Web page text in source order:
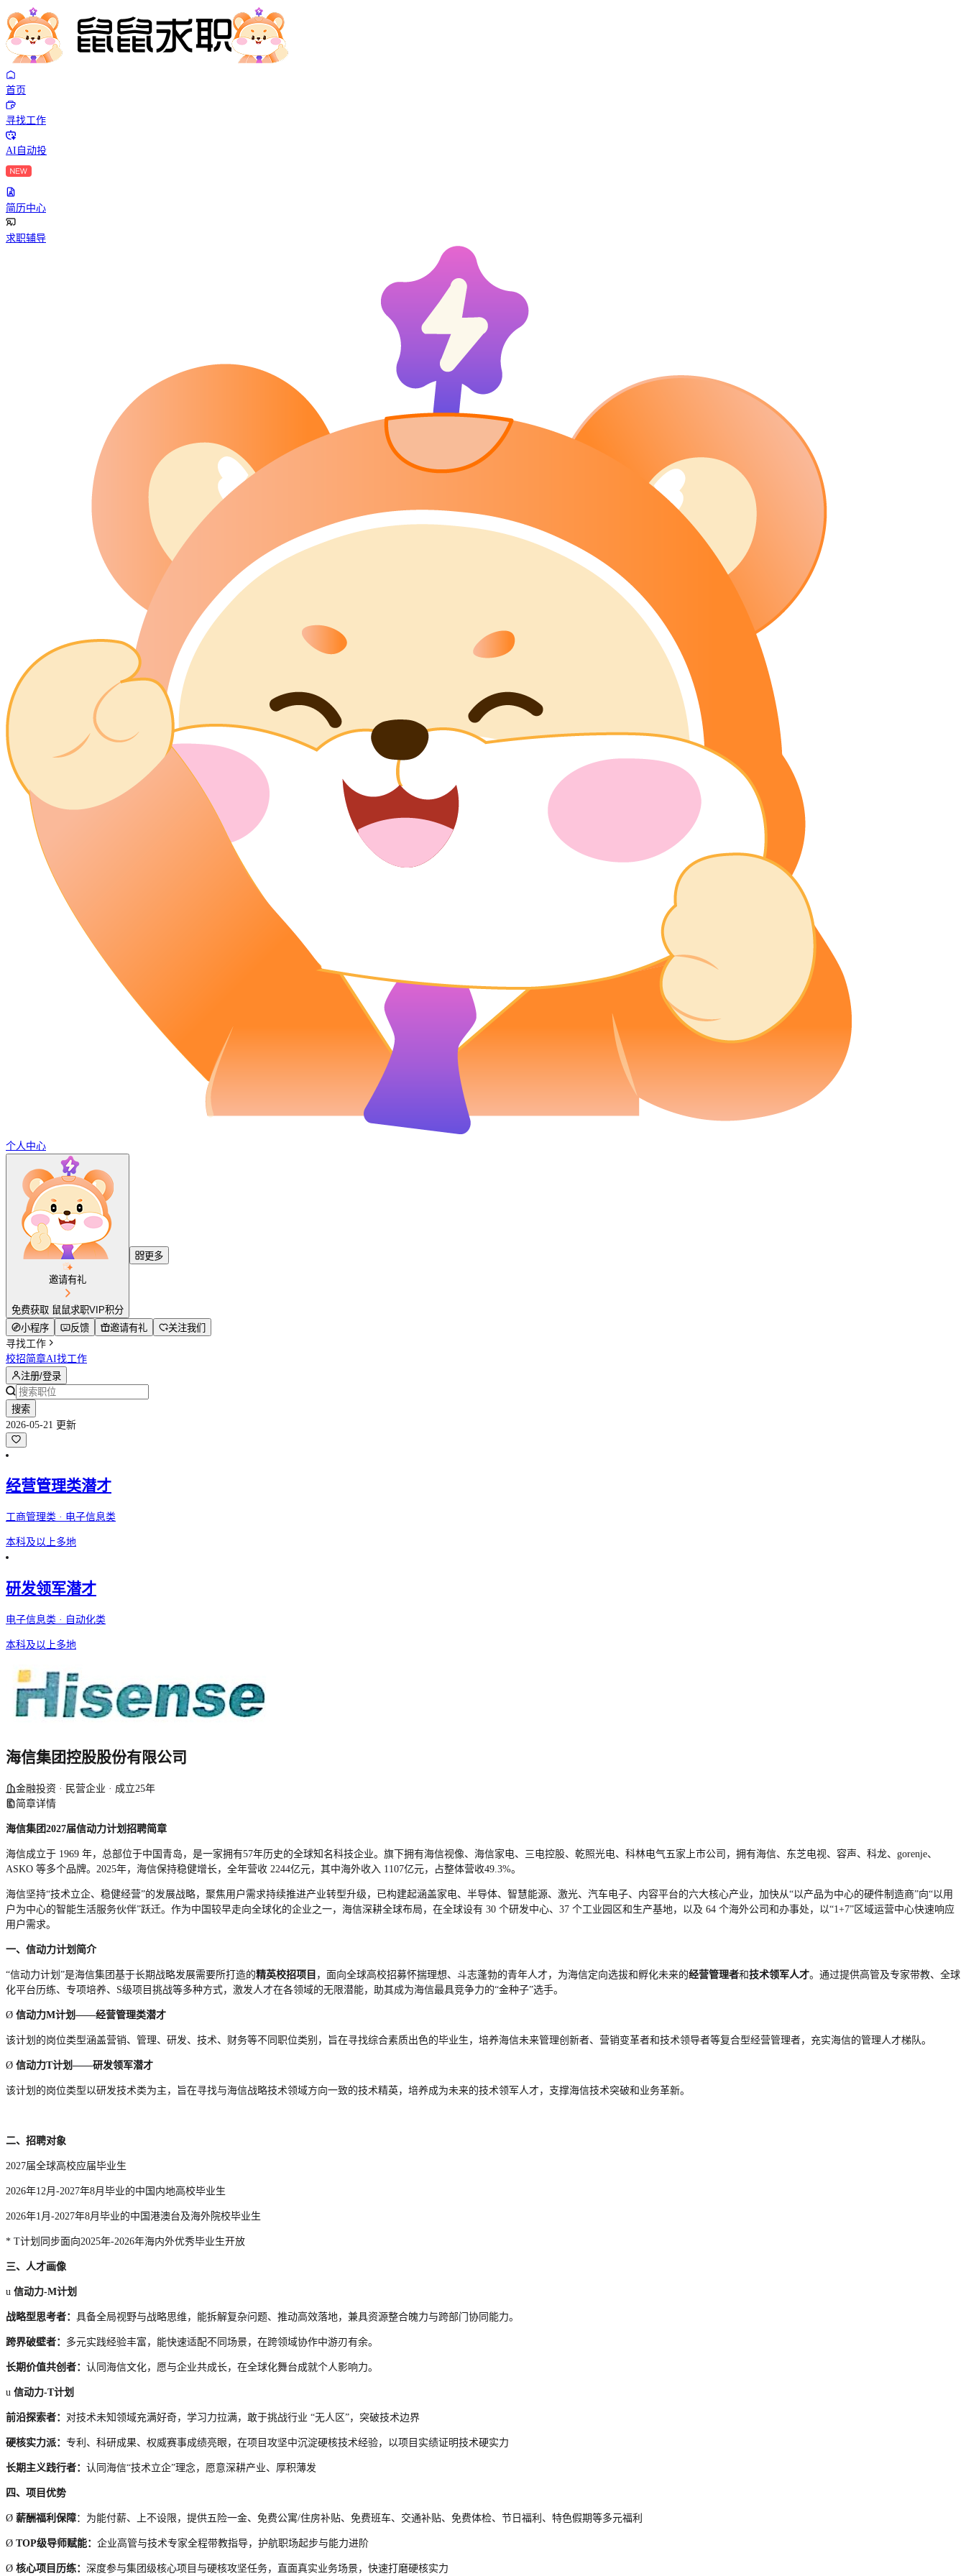
首页
寻找工作
AI自动投
简历中心
求职辅导
个人中心
邀请有礼
免费获取 鼠鼠求职VIP积分
更多
小程序 反馈 邀请有礼
关注我们
寻找工作
校招简章AI找工作
注册/登录
搜索
2026-05-21 更新
经营管理类潜才
工商管理类 · 电子信息类
本科及以上多地
研发领军潜才
电子信息类 · 自动化类
本科及以上多地
海信集团控股股份有限公司
金融投资 · 民营企业 · 成立25年
简章详情
海信集团2027届信动力计划招聘简章
海信成立于 1969 年，总部位于中国青岛，是一家拥有57年历史的全球知名科技企业。旗下拥有海信视像、海信家电、三电控股、乾照光电、科林电气五家上市公司，拥有海信、东芝电视、容声、科龙、 gorenje、
ASKO 等多个品牌。 2025年，海信保持稳健增长，全年营收 2244亿元，其中海外收入 1107亿元，占整体营收49.3%。
海信坚持“技术立企、稳健经营”的发展战略，聚焦用户需求持续推进产业转型升级，已构建起涵盖家电、半导体、智慧能源、激光、汽车电子、内容平台的六大核心产业，加快从“以产品为中心的硬件制造商”向“以用
户为中心的智能生活服务伙伴”跃迁。作为中国较早走向全球化的企业之一，海信深耕全球布局，在全球设有 30 个研发中心、 37 个工业园区和生产基地，以及 64 个海外公司和办事处，以“1+7”区域运营中心快速响应
用户需求。
一、信动力计划简介
“信动力计划”是海信集团基于长期战略发展需要所打造的精英校招项目 ，面向全球高校招募怀揣理想、斗志蓬勃的青年人才，为海信定向选拔和孵化未来的经营管理者和技术领军人才。通过提供高管及专家带教、全球
化平台历练、专项培养、 S级项目挑战等多种方式，激发人才在各领域的无限潜能，助其成为海信最具竞争力的“金种子”选手。
Ø 信动力M计划——经营管理类潜才
该计划的岗位类型涵盖营销、管理、研发、技术、财务等不同职位类别，旨在寻找综合素质出色的毕业生，培养海信未来管理创新者、营销变革者和技术领导者等复合型经营管理者，充实海信的管理人才梯队。
Ø 信动力T计划——研发领军潜才
该计划的岗位类型以研发技术类为主，旨在寻找与海信战略技术领域方向一致的技术精英，培养成为未来的技术领军人才，支撑海信技术突破和业务革新。
二、招聘对象
2027届全球高校应届毕业生
2026年12月-2027年8月毕业的中国内地高校毕业生
2026年1月-2027年8月毕业的中国港澳台及海外院校毕业生
* T计划同步面向2025年-2026年海内外优秀毕业生开放
三、人才画像
u 信动力-M计划
战略型思考者： 具备全局视野与战略思维，能拆解复杂问题、推动高效落地，兼具资源整合魄力与跨部门协同能力。
跨界破壁者： 多元实践经验丰富，能快速适配不同场景，在跨领域协作中游刃有余。
长期价值共创者： 认同海信文化，愿与企业共成长，在全球化舞台成就个人影响力。
u 信动力-T计划
前沿探索者： 对技术未知领域充满好奇，学习力拉满，敢于挑战行业 “无人区”，突破技术边界
硬核实力派： 专利、科研成果、权威赛事成绩亮眼，在项目攻坚中沉淀硬核技术经验，以项目实绩证明技术硬实力
长期主义践行者： 认同海信“技术立企”理念，愿意深耕产业、厚积薄发
四、项目优势
Ø 薪酬福利保障：为能付薪、上不设限，提供五险一金、免费公寓/住房补贴、免费班车、交通补贴、免费体检、节日福利、特色假期等多元福利
Ø TOP级导师赋能： 企业高管与技术专家全程带教指导，护航职场起步与能力进阶
Ø 核心项目历练： 深度参与集团级核心项目与硬核攻坚任务，直面真实业务场景，快速打磨硬核实力